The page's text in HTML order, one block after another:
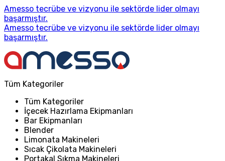
Amesso tecrübe ve vizyonu ile sektörde lider olmayı
başarmıştır.
Amesso tecrübe ve vizyonu ile sektörde lider olmayı
başarmıştır.
Tüm Kategoriler
Tüm Kategoriler
İçecek Hazırlama Ekipmanları
Bar Ekipmanları
Blender
Limonata Makineleri
Sıcak Çikolata Makineleri
Portakal Sıkma Makineleri